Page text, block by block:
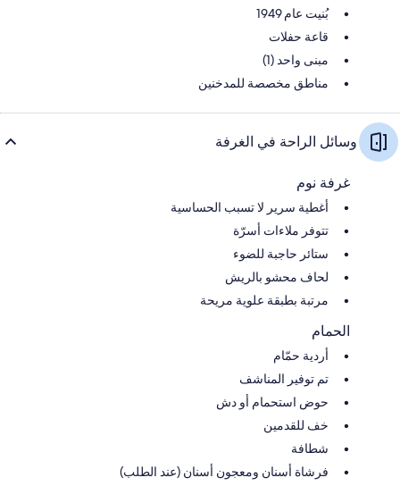
بُنيت عام 1949
قاعة حفلات
مبنى واحد (1)
مناطق مخصصة للمدخنين
وسائل الراحة في الغرفة
غرفة نوم
أغطية سرير لا تسبب الحساسية
تتوفر ملاءات أسرّة
ستائر حاجبة للضوء
لحاف محشو بالريش
مرتبة بطبقة علوية مريحة
الحمام
أردية حمّام
تم توفير المناشف
حوض استحمام أو دش
خف للقدمين
شطافة
فرشاة أسنان ومعجون أسنان (عند الطلب)